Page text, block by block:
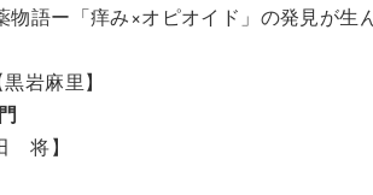
語ー「痒み×オピオイド」の発見が生
岩麻里】
将】